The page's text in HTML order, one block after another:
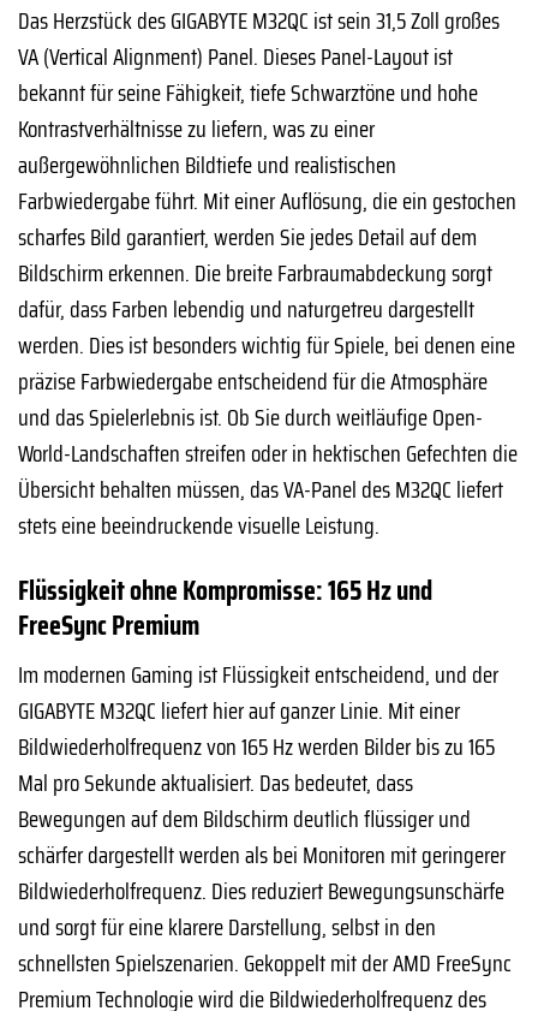
Das Herzstück des GIGABYTE M32QC ist sein 31,5 Zoll großes
VA (Vertical Alignment) Panel. Dieses Panel-Layout ist
bekannt für seine Fähigkeit, tiefe Schwarztöne und hohe
Kontrastverhältnisse zu liefern, was zu einer
außergewöhnlichen Bildtiefe und realistischen
Farbwiedergabe führt. Mit einer Auflösung, die ein gestochen
scharfes Bild garantiert, werden Sie jedes Detail auf dem
Bildschirm erkennen. Die breite Farbraumabdeckung sorgt
dafür, dass Farben lebendig und naturgetreu dargestellt
werden. Dies ist besonders wichtig für Spiele, bei denen eine
präzise Farbwiedergabe entscheidend für die Atmosphäre
und das Spielerlebnis ist. Ob Sie durch weitläufige Open-
World-Landschaften streifen oder in hektischen Gefechten die
Übersicht behalten müssen, das VA-Panel des M32QC liefert
stets eine beeindruckende visuelle Leistung.
Flüssigkeit ohne Kompromisse: 165 Hz und
FreeSync Premium
Im modernen Gaming ist Flüssigkeit entscheidend, und der
GIGABYTE M32QC liefert hier auf ganzer Linie. Mit einer
Bildwiederholfrequenz von 165 Hz werden Bilder bis zu 165
Mal pro Sekunde aktualisiert. Das bedeutet, dass
Bewegungen auf dem Bildschirm deutlich flüssiger und
schärfer dargestellt werden als bei Monitoren mit geringerer
Bildwiederholfrequenz. Dies reduziert Bewegungsunschärfe
und sorgt für eine klarere Darstellung, selbst in den
schnellsten Spielszenarien. Gekoppelt mit der AMD FreeSync
Premium Technologie wird die Bildwiederholfrequenz des